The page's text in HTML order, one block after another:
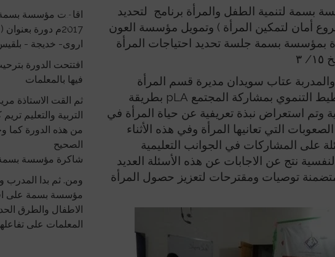
بسمة لتنمية الطفل والمرأة برنامج لتحديد
أمان لتمكين المرأة ) وتمويل مؤسسة العون
بمؤسسة بسمة جلسة تحديد احتياجات المرأة
٣
والمدربة عتاب سويدان مديرة قسم المرأة
مستخدمة منهجية التخطيط التنموي بمشاركة المجتمع pLA بطريقة
وتم استعراض نبذة تعريفية عن حياة المرأة في
التي تعانيها المرأة وفي هذه الأثناء
على المشاركات في الجوانب التعليمية
نتج عن الاجابات عن هذه الأسئلة العديد
توصيات ومقترحات لتعزيز حصول المرأة
اروى- خديجة -
افتتحت الدورة
فيها بالمعلمات
ثم القت الاستاذة
التربية والتعليم
من هذه الدورة كما
الصحيح
شاكرة مؤسسة بسمة
ومن. ثم بدا المدرب
مؤسسة بسمة على
الاطفال والطرق
المعلمات على